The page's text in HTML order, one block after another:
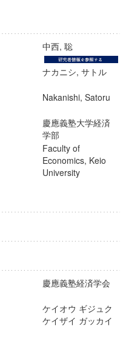
中西, 聡
ナカニシ, サトル
Nakanishi, Satoru
慶應義塾大学経済
学部
Faculty of
Economics, Keio
University
慶應義塾経済学会
ケイオウ ギジュク
ケイザイ ガッカイ